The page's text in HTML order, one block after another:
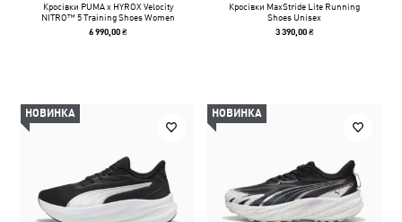
Кросівки PUMA x HYROX Velocity
NITRO™ 5 Training Shoes Women
6 990,00 ₴
Кросівки MaxStride Lite Running
Shoes Unisex
3 390,00 ₴
НОВИНКА НОВИНКА